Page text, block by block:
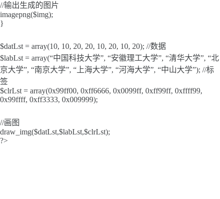
//输出生成的图片
imagepng($img);
}
$datLst = array(10, 10, 20, 20, 10, 20, 10, 20); //数据
$labLst = array(“中国科技大学”, “安徽理工大学”, “清华大学”, “北
京大学”, “南京大学”, “上海大学”, “河海大学”, “中山大学”); //标
签
$clrLst = array(0x99ff00, 0xff6666, 0x0099ff, 0xff99ff, 0xffff99,
0x99ffff, 0xff3333, 0x009999);
//画图
draw_img($datLst,$labLst,$clrLst);
?>